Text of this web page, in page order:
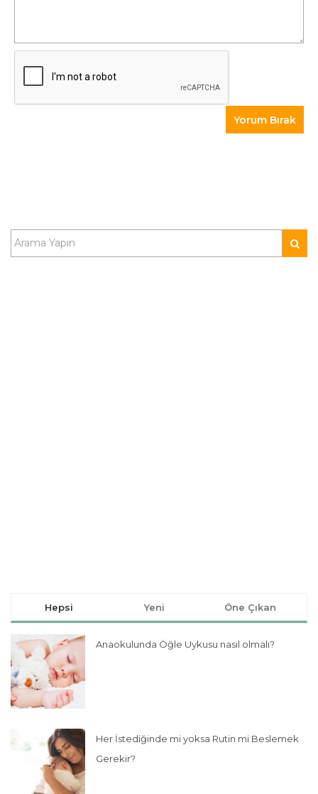
Hepsi Yeni Öne Çıkan
Anaokulunda Öğle Uykusu nasıl olmalı?
Her İstediğinde mi yoksa Rutin mi Beslemek
Gerekir?